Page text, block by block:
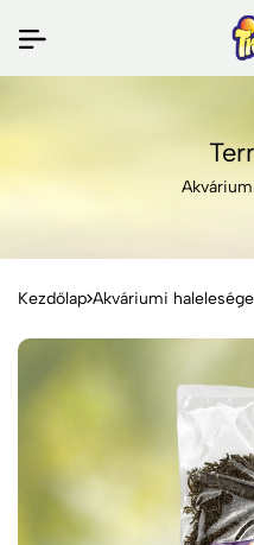
Kezdőlap Akváriumi